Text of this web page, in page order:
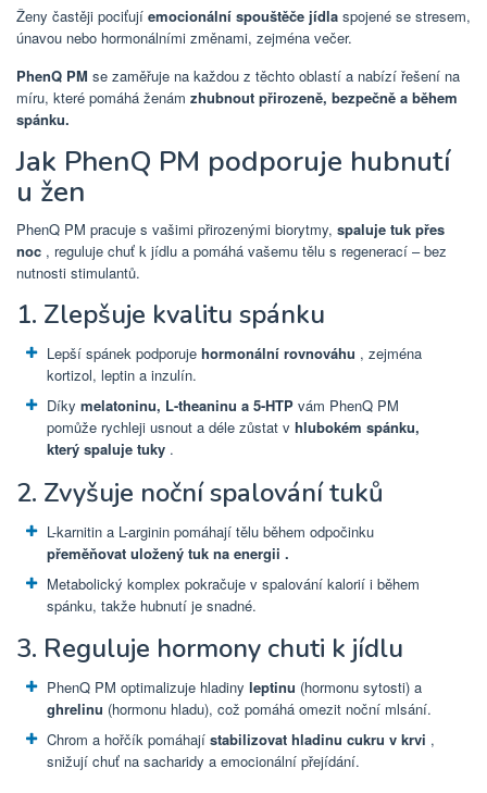
Ženy častěji pociťují emocionální spouštěče jídla spojené se stresem,
únavou nebo hormonálními změnami, zejména večer.
PhenQ PM se zaměřuje na každou z těchto oblastí a nabízí řešení na
míru, které pomáhá ženám zhubnout přirozeně, bezpečně a během
spánku.
Jak PhenQ PM podporuje hubnutí
u žen
PhenQ PM pracuje s vašimi přirozenými biorytmy, spaluje tuk přes
noc , reguluje chuť k jídlu a pomáhá vašemu tělu s regenerací – bez
nutnosti stimulantů.
1. Zlepšuje kvalitu spánku
Lepší spánek podporuje hormonální rovnováhu , zejména
kortizol, leptin a inzulín.
Díky melatoninu, L-theaninu a 5-HTP vám PhenQ PM
pomůže rychleji usnout a déle zůstat v hlubokém spánku,
který spaluje tuky .
2. Zvyšuje noční spalování tuků
L-karnitin a L-arginin pomáhají tělu během odpočinku
přeměňovat uložený tuk na energii .
Metabolický komplex pokračuje v spalování kalorií i během
spánku, takže hubnutí je snadné.
3. Reguluje hormony chuti k jídlu
PhenQ PM optimalizuje hladiny leptinu (hormonu sytosti) a
ghrelinu (hormonu hladu), což pomáhá omezit noční mlsání.
Chrom a hořčík pomáhají stabilizovat hladinu cukru v krvi ,
snižují chuť na sacharidy a emocionální přejídání.